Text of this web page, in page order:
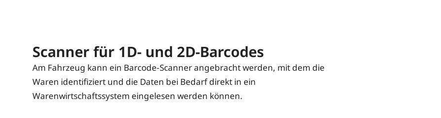
Scanner für 1D- und 2D-Barcodes
Am Fahrzeug kann ein Barcode-Scanner angebracht werden, mit dem die
Waren identifiziert und die Daten bei Bedarf direkt in ein
Warenwirtschaftssystem eingelesen werden können.